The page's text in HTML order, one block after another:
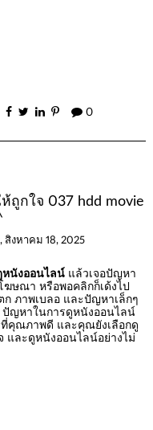
0
ถูกใจ 037 hdd movie
สิงหาคม 18, 2025
หนังออนไลน์แล้วเจอปัญหา
ฆษณา หรือพอคลิกก็เด้งไป
ก ภาพเบลอ และปัญหาเล็กๆ
ญหาในการดูหนังออนไลน์
คุณภาพดี และคุณยังเลือกดู
และดูหนังออนไลน์อย่างไม่